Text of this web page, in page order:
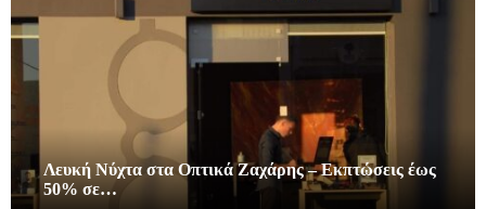
Λευκή Νύχτα στα Οπτικά Ζαχάρης – Εκπτώσεις έως
50% σε…